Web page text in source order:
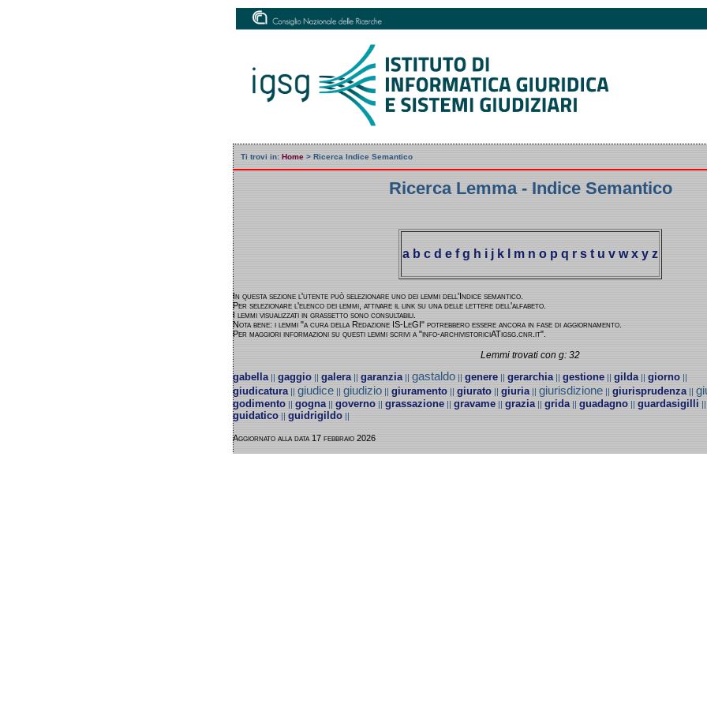
Ti trovi in: Home > Ricerca Indice Semantico
Ricerca Lemma - Indice Semantico
a b c d e f g h i j k m n o p q r s t u v w x y z
In questa sezione l'utente può selezionare uno dei lemmi dell'Indice semantico.
Per selezionare l'elenco dei lemmi, attivare il link su una delle lettere dell'alfabeto.
I lemmi visualizzati in grassetto sono consultabili.
Nota bene: i lemmi "a cura della Redazione IS-LeGI" potrebbero essere ancora in fase di aggiornamento.
Per maggiori informazioni su questi lemmi scrivi a "info-archivistoriciATigsg.cnr.it".
Lemmi trovati con g: 32
gabella || gaggio || galera || garanzia || gastaldo || genere || gerarchia || gestione || gilda || giorno ||
giudicatura || giudice || giudizio || giuramento || giurato || giuria || giurisdizione || giurisprudenza ||
godimento || gogna || governo || grassazione || gravame || grazia || grida || guadagno || guardasigilli ||
guidatico || guidrigildo ||
Aggiornato alla data 17 febbraio 2026